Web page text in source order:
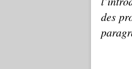
des